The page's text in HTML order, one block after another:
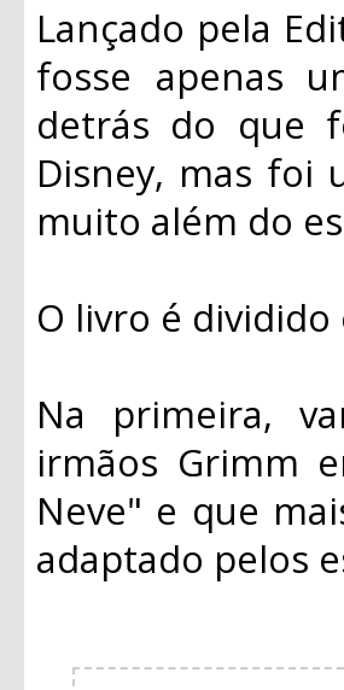
Lançado pela
fosse apenas
detrás do que
Disney, mas foi
muito além do
O livro é
Na primeira,
irmãos Grimm
Neve" e que
adaptado pelos